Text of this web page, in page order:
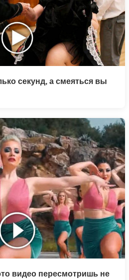
секунд, а смеяться вы
видео пересмотришь не